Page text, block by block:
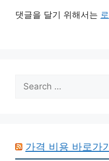
댓글을 달기 위해서는
Search
for:
가격 비용 바로가기